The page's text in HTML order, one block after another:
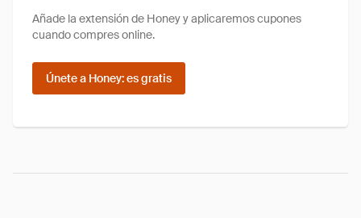
Añade la extensión de Honey y aplicaremos cupones
cuando compres online.
Únete a Honey: es gratis